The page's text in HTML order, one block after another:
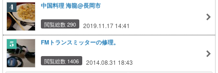
中国料理 海龍@長岡市
閲覧総数 290 2019.11.17 14:41
FMトランスミッターの修理。
閲覧総数 1406 2014.08.31 18:43